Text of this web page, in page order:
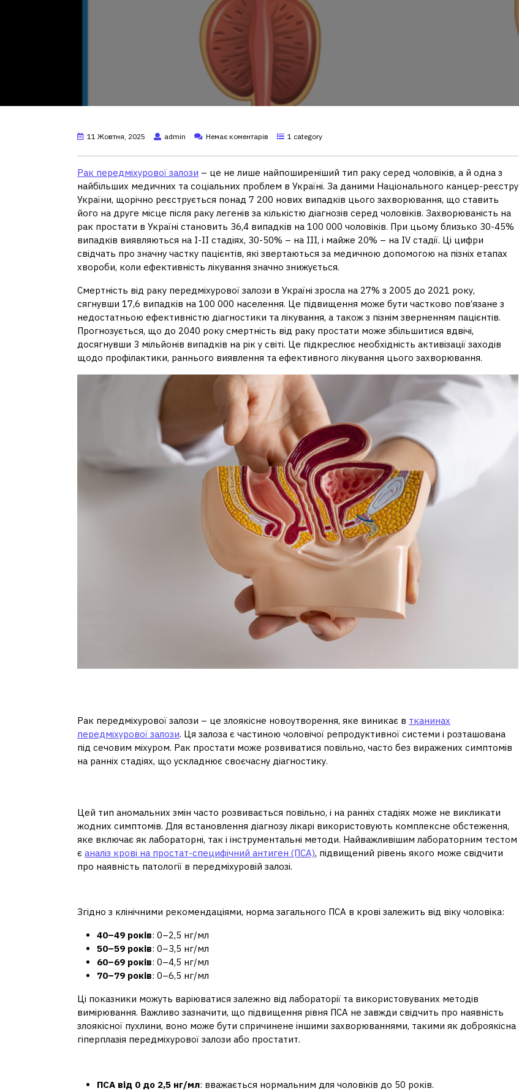
11 Жовтня, 2025 admin Немає коментарів 1 category
Рак передміхурової залози – це не лише найпоширеніший тип раку серед чоловіків, а й одна з
найбільших медичних та соціальних проблем в Україні. За даними Національного канцер-реєстру
України, щорічно реєструється понад 7 200 нових випадків цього захворювання, що ставить
його на друге місце після раку легенів за кількістю діагнозів серед чоловіків. Захворюваність на
рак простати в Україні становить 36,4 випадків на 100 000 чоловіків. При цьому близько 30-45%
випадків виявляються на I-II стадіях, 30-50% – на III, і майже 20% – на IV стадії. Ці цифри
свідчать про значну частку пацієнтів, які звертаються за медичною допомогою на пізніх етапах
хвороби, коли ефективність лікування значно знижується.
Смертність від раку передміхурової залози в Україні зросла на 27% з 2005 до 2021 року,
сягнувши 17,6 випадків на 100 000 населення. Це підвищення може бути частково пов’язане з
недостатньою ефективністю діагностики та лікування, а також з пізнім зверненням пацієнтів.
Прогнозується, що до 2040 року смертність від раку простати може збільшитися вдвічі,
досягнувши 3 мільйонів випадків на рік у світі. Це підкреслює необхідність активізації заходів
щодо профілактики, раннього виявлення та ефективного лікування цього захворювання.
Рак передміхурової залози – це злоякісне новоутворення, яке виникає в тканинах
передміхурової залози. Ця залоза є частиною чоловічої репродуктивної системи і розташована
під сечовим міхуром. Рак простати може розвиватися повільно, часто без виражених симптомів
на ранніх стадіях, що ускладнює своєчасну діагностику.
Цей тип аномальних змін часто розвивається повільно, і на ранніх стадіях може не викликати
жодних симптомів. Для встановлення діагнозу лікарі використовують комплексне обстеження,
яке включає як лабораторні, так і інструментальні методи. Найважливішим лабораторним тестом
є аналіз крові на простат-специфічний антиген (ПСА), підвищений рівень якого може свідчити
про наявність патології в передміхуровій залозі.
Згідно з клінічними рекомендаціями, норма загального ПСА в крові залежить від віку чоловіка:
40–49 років: 0–2,5 нг/мл
50–59 років: 0–3,5 нг/мл
60–69 років: 0–4,5 нг/мл
70–79 років: 0–6,5 нг/мл
Ці показники можуть варіюватися залежно від лабораторії та використовуваних методів
вимірювання. Важливо зазначити, що підвищення рівня ПСА не завжди свідчить про наявність
злоякісної пухлини, воно може бути спричинене іншими захворюваннями, такими як доброякісна
гіперплазія передміхурової залози або простатит.
ПСА від 0 до 2,5 нг/мл: вважається нормальним для чоловіків до 50 років.